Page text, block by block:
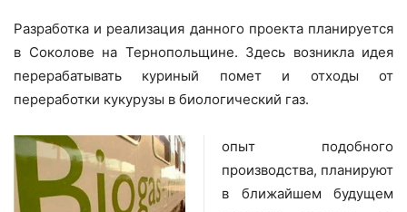
Разработка и реализация данного проекта планируется
в Соколове на Тернопольщине. Здесь возникла идея
перерабатывать куриный помет и отходы от
переработки кукурузы в биологический газ.
опыт подобного
производства, планируют
в ближайшем будущем